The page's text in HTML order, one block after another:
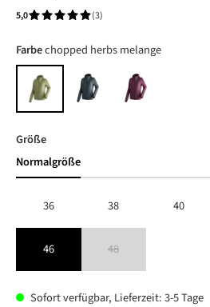
5,0 (3)
Farbeauswählen
chopped herbs melange
chopped herbs melange
graphit soft melange
rich soil melange
Größeauswählen
Normalgröße
36 38 40
46 48
Sofort verfügbar, Lieferzeit: 3-5 Tage